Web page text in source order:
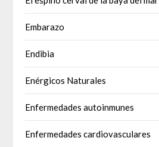
Embarazo
Endibia
Enérgicos Naturales
Enfermedades autoinmunes
Enfermedades cardiovasculares